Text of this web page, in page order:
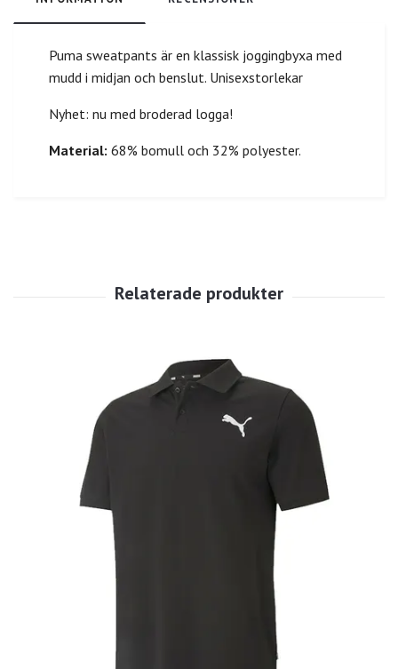
Puma sweatpants är en klassisk joggingbyxa med
mudd i midjan och benslut. Unisexstorlekar
Nyhet: nu med broderad logga!
Material: 68% bomull och 32% polyester.